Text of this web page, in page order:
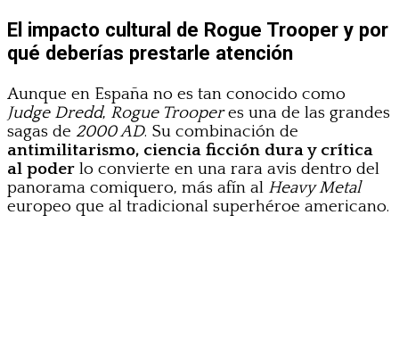
El impacto cultural de Rogue Trooper y por
qué deberías prestarle atención
Aunque en España no es tan conocido como
Judge Dredd, Rogue Trooperes una de las grandes
sagas de 2000 AD. Su combinación de
antimilitarismo, ciencia ficción dura y crítica
al poder lo convierte en una rara avis dentro del
panorama comiquero, más afín al Heavy Metal
europeo que al tradicional superhéroe americano.